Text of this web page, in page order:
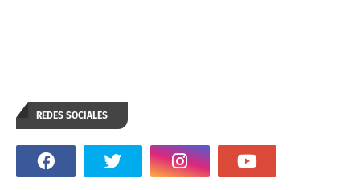
REDES SOCIALES